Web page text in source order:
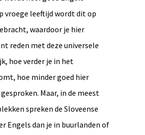
vroege leeftijd wordt dit op
waardoor je hier
reden met deze universele
hoe verder je in het
hoe minder goed hier
Maar, in de meest
spreken de Sloveense
Engels dan je in buurlanden of